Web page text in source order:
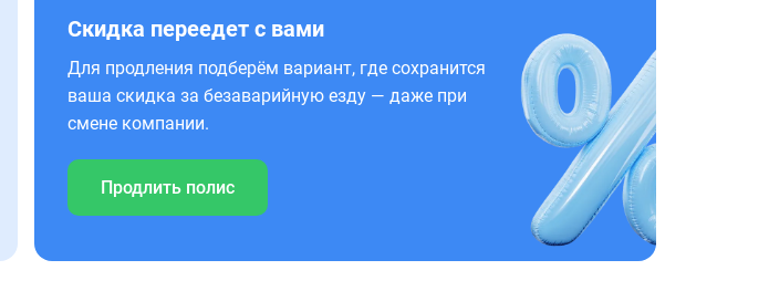
Скидка переедет с вами
Для продления подберём вариант, где сохранится
ваша скидка за безаварийную езду — даже при
смене компании.
Продлить полис